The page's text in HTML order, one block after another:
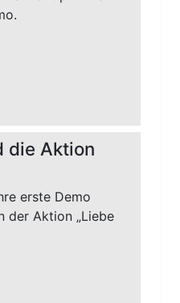
die Aktion
erste Demo
der Aktion „Liebe